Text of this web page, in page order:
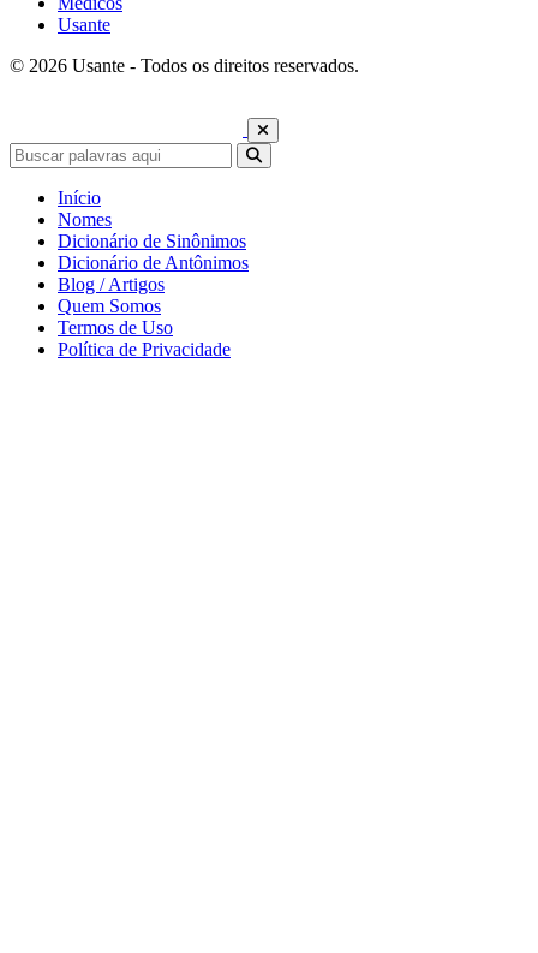
Usante
© 2026 Usante - Todos os direitos reservados.
Início
Nomes
Dicionário de Sinônimos
Dicionário de Antônimos
Blog / Artigos
Quem Somos
Termos de Uso
Política de Privacidade